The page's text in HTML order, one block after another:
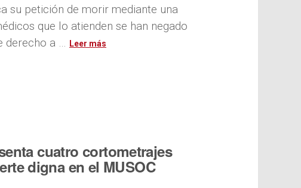
su petición de morir mediante una
que lo atienden se han negado
derecho a …
cuatro cortometrajes
digna en el MUSOC